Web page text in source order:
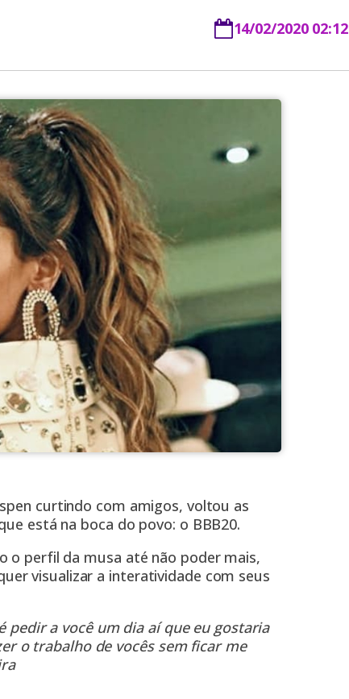
14/02/2020 02:12
curtindo com amigos, voltou as
está na boca do povo: o BBB20.
o perfil da musa até não poder mais,
visualizar a interatividade com seus
a você um dia aí que eu gostaria
o trabalho de vocês sem ficar me